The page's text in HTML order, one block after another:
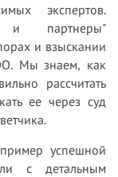
экспертов.
и партнеры"
и взыскании
Мы знаем, как
рассчитать
ее через суд
успешной
с детальным